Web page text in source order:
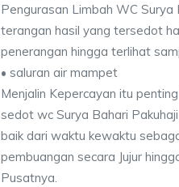
Pengurasan Limbah WC
terangan hasil yang tersedot
penerangan hingga terlihat
• saluran air mampet
Menjalin Kepercayan itu
sedot wc Surya Bahari
baik dari waktu kewaktu
pembuangan secara Jujur
Pusatnya.